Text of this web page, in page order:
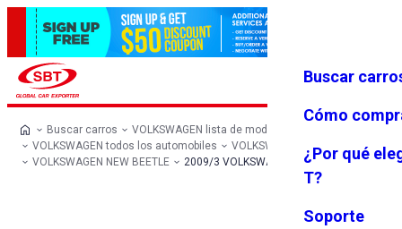
Favoritos Menú
Buscar
Cómo
¿Por qué
T?
Soporte
Buscar carros
VOLKSWAGEN lista de modelos
VOLKSWAGEN todos los automobiles
VOLKSWAGEN Hatchback
VOLKSWAGEN NEW BEETLE
2009/3 VOLKSWAGEN NEW BEETLE